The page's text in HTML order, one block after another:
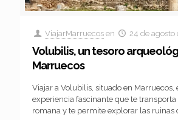
ViajarMarruecos en 24 de agosto
Volubilis, un tesoro
Marruecos
Viajar a Volubilis, situado en Marruecos,
experiencia fascinante que te transporta
romana y te permite explorar las ruinas